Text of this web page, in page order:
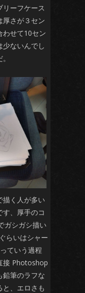
ーフケース
厚さが３セン
わせて10セン
ないんでし
描く人が多い
す、厚手のコ
ガシガシ描い
らいはシャー
ていう過程
接 Photoshop
鉛筆のラフな
、エロさも